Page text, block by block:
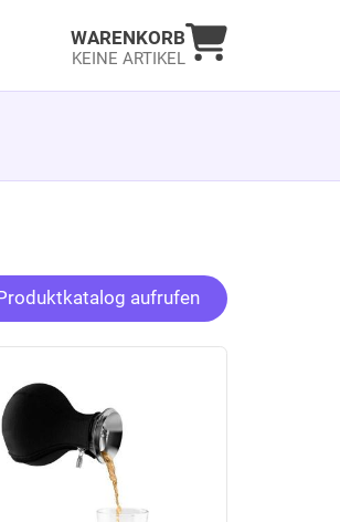
WARENKORB
KEINE ARTIKEL
Warenkorb
aufrufen